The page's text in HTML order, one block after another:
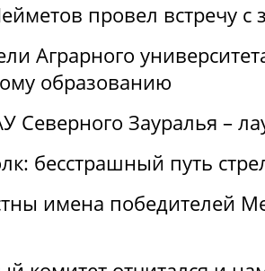
провел встречу
Аграрного
образованию
Северного Зауралья –
бесстрашный путь
имена победителей